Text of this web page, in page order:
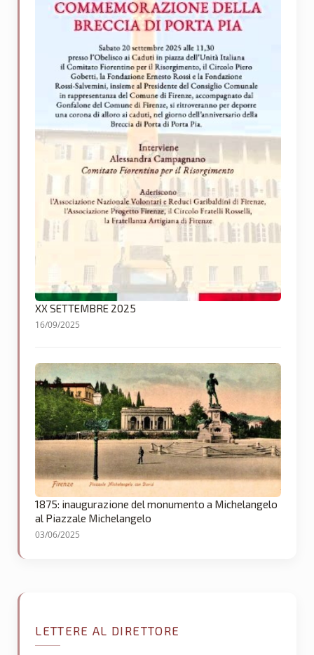
XX SETTEMBRE 2025
16/09/2025
1875: inaugurazione del monumento a Michelangelo
al Piazzale Michelangelo
03/06/2025
LETTERE AL DIRETTORE